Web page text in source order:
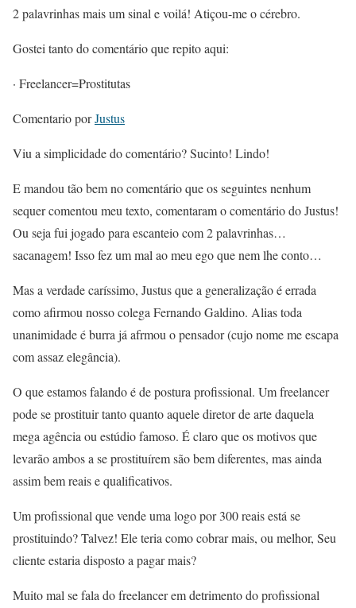
2 palavrinhas mais um sinal e voilá! Atiçou-me o cérebro.
Gostei tanto do comentário que repito aqui:
· Freelancer=Prostitutas
Comentario porJustus
Viu a simplicidade do comentário? Sucinto! Lindo!
E mandou tão bem no comentário que os seguintes nenhum
sequer comentou meu texto, comentaram o comentário do Justus!
Ou seja fui jogado para escanteio com 2 palavrinhas…
sacanagem! Isso fez um mal ao meu ego que nem lhe conto…
Mas a verdade caríssimo, Justus que a generalização é errada
como afirmou nosso colega Fernando Galdino. Alias toda
unanimidade é burra já afrmou o pensador (cujo nome me escapa
com assaz elegância).
O que estamos falando é de postura profissional. Um freelancer
pode se prostituir tanto quanto aquele diretor de arte daquela
mega agência ou estúdio famoso. É claro que os motivos que
levarão ambos a se prostituírem são bem diferentes, mas ainda
assim bem reais e qualificativos.
Um profissional que vende uma logo por 300 reais está se
prostituindo? Talvez! Ele teria como cobrar mais, ou melhor, Seu
cliente estaria disposto a pagar mais?
Muito mal se fala do freelancer em detrimento do profissional